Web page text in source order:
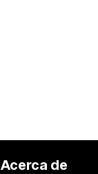
Acerca de